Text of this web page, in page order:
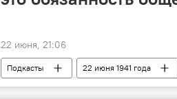
22 июня, 21:06
Подкасты 22 июня 1941 года
День памяти и скорби